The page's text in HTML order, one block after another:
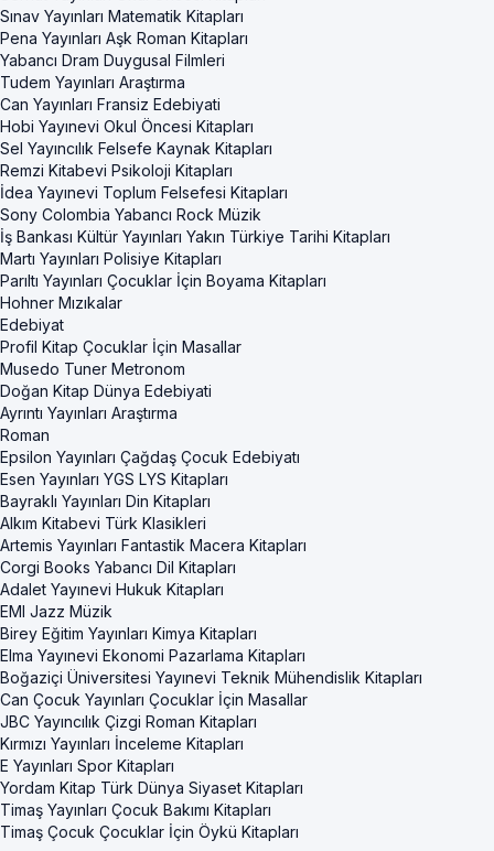
Sınav Yayınları Matematik Kitapları
Pena Yayınları Aşk Roman Kitapları
Yabancı Dram Duygusal Filmleri
Tudem Yayınları Araştırma
Can Yayınları Fransiz Edebiyati
Hobi Yayınevi Okul Öncesi Kitapları
Sel Yayıncılık Felsefe Kaynak Kitapları
Remzi Kitabevi Psikoloji Kitapları
İdea Yayınevi Toplum Felsefesi Kitapları
Sony Colombia Yabancı Rock Müzik
İş Bankası Kültür Yayınları Yakın Türkiye Tarihi Kitapları
Martı Yayınları Polisiye Kitapları
Parıltı Yayınları Çocuklar İçin Boyama Kitapları
Hohner Mızıkalar
Edebiyat
Profil Kitap Çocuklar İçin Masallar
Musedo Tuner Metronom
Doğan Kitap Dünya Edebiyati
Ayrıntı Yayınları Araştırma
Roman
Epsilon Yayınları Çağdaş Çocuk Edebiyatı
Esen Yayınları YGS LYS Kitapları
Bayraklı Yayınları Din Kitapları
Alkım Kitabevi Türk Klasikleri
Artemis Yayınları Fantastik Macera Kitapları
Corgi Books Yabancı Dil Kitapları
Adalet Yayınevi Hukuk Kitapları
EMI Jazz Müzik
Birey Eğitim Yayınları Kimya Kitapları
Elma Yayınevi Ekonomi Pazarlama Kitapları
Boğaziçi Üniversitesi Yayınevi Teknik Mühendislik Kitapları
Can Çocuk Yayınları Çocuklar İçin Masallar
JBC Yayıncılık Çizgi Roman Kitapları
Kırmızı Yayınları İnceleme Kitapları
E Yayınları Spor Kitapları
Yordam Kitap Türk Dünya Siyaset Kitapları
Timaş Yayınları Çocuk Bakımı Kitapları
Timaş Çocuk Çocuklar İçin Öykü Kitapları